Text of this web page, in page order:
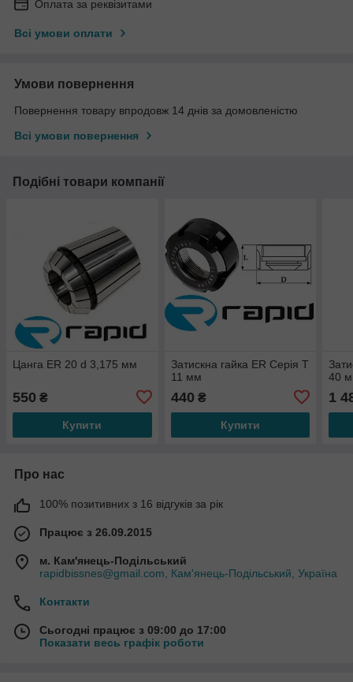
Оплата за реквізитами
Всі умови оплати
Умови повернення
Повернення товару впродовж 14 днів за домовленістю
Всі умови повернення
Подібні товари компанії
Цанга ER 20 d 3,175 мм
550 ₴
Купити
Затискна гайка ER Серія T
11 мм
440 ₴
Купити
40
1
Про нас
100% позитивних з 16 відгуків за рік
Працює з 26.09.2015
м. Кам'янець-Подільський
rapidbissnes@gmail.com, Кам'янець-Подільський, Україна
Контакти
Сьогодні працює з 09:00 до 17:00
Показати весь графік роботи